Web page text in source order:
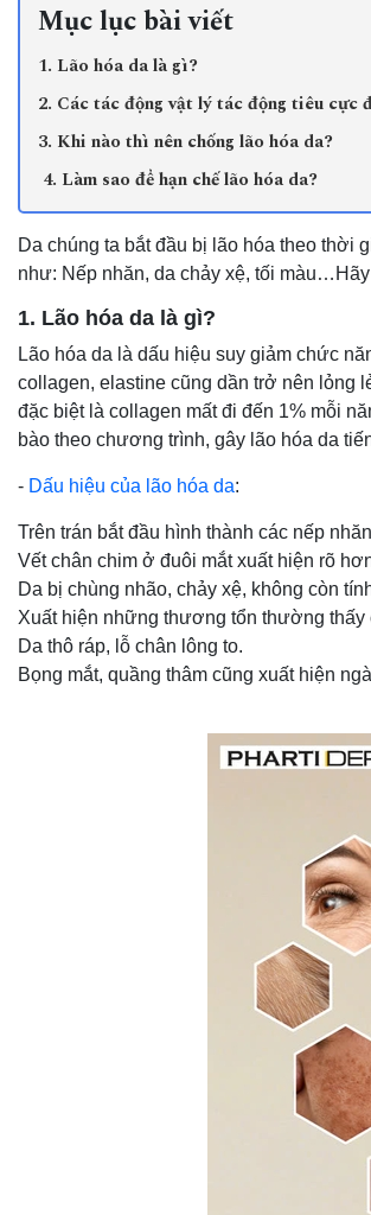
Mục lục bài viết
1. Lão hóa da là gì?
2. Các tác động vật lý tác động tiêu cực
3. Khi nào thì nên chống lão hóa da?
4. Làm sao để hạn chế lão hóa da?
Da chúng ta bắt đầu bị lão hóa theo thời
như: Nếp nhăn, da chảy xệ, tối
1. Lão hóa da là gì?
Lão hóa da là dấu hiệu suy giảm chức
collagen, elastine cũng dần trở nên lỏng
đặc biệt là collagen mất đi đến 1% mỗi
bào theo chương trình, gây lão hóa da
- Dấu hiệu của lão hóa da:
Trên trán bắt đầu hình thành các nếp
Vết chân chim ở đuôi mắt xuất hiện rõ
Da bị chùng nhão, chảy xệ, không còn
Xuất hiện những thương tổn thường thấy
Da thô ráp, lỗ chân lông to.
Bọng mắt, quầng thâm cũng xuất hiện